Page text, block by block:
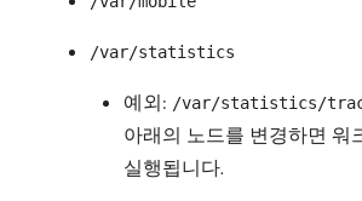
/var/statistics
예외: /var/statistics/
아래의 노드를 변경하면 워
실행됩니다.